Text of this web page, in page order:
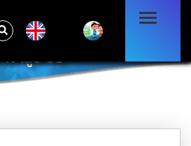
เข้าสู่ระบบ